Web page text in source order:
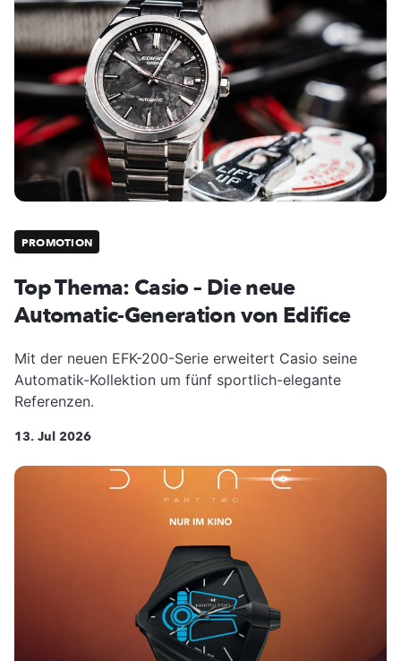
PROMOTION
Top Thema: Casio – Die neue
Automatic-Generation von Edifice
Mit der neuen EFK-200-Serie erweitert Casio seine
Automatik-Kollektion um fünf sportlich-elegante
Referenzen.
13. Jul 2026